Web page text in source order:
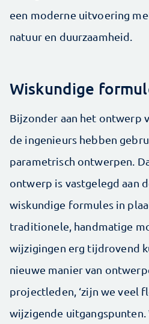
een moderne uitvoering
natuur en duurzaamheid.
Wiskundige
Bijzonder aan het ontwerp
de ingenieurs hebben
parametrisch ontwerpen.
ontwerp is vastgelegd aan
wiskundige formules in
traditionele, handmatige
wijzigingen erg tijdrovend
nieuwe manier van
projectleden, ‘zijn we veel
wijzigende uitgangspunten.